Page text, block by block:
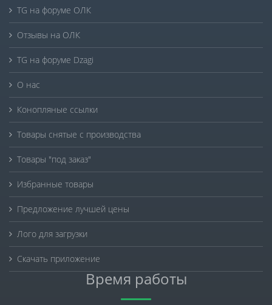
TG на форуме ОЛК
Отзывы на ОЛК
TG на форуме Dzagi
О нас
Конопляные ссылки
Товары снятые с производства
Товары "под заказ"
Избранные товары
Предложение лучшей цены
Лого для загрузки
Скачать приложение
Время работы